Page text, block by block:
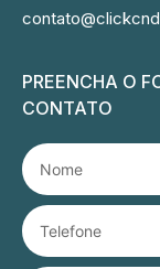
PREENCHA O
CONTATO